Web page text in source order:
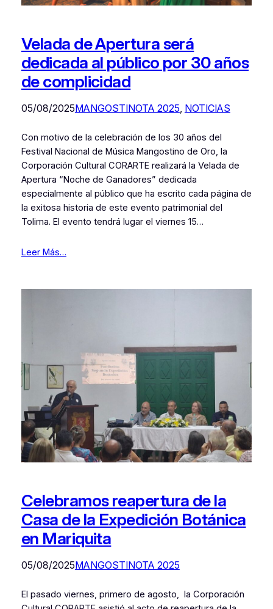
Velada de Apertura será
dedicada al público por 30 años
de complicidad
05/08/2025MANGOSTINOTA 2025, NOTICIAS
Con motivo de la celebración de los 30 años del
Festival Nacional de Música Mangostino de Oro, la
Corporación Cultural CORARTE realizará la Velada de
Apertura “Noche de Ganadores” dedicada
especialmente al público que ha escrito cada página de
la exitosa historia de este evento patrimonial del
Tolima. El evento tendrá lugar el viernes 15…
Leer Más…
Celebramos reapertura de la
Casa de la Expedición Botánica
en Mariquita
05/08/2025MANGOSTINOTA 2025
El pasado viernes, primero de agosto, la Corporación